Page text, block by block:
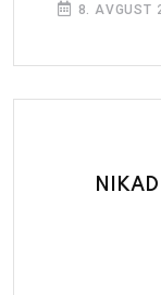
8. AVGUST